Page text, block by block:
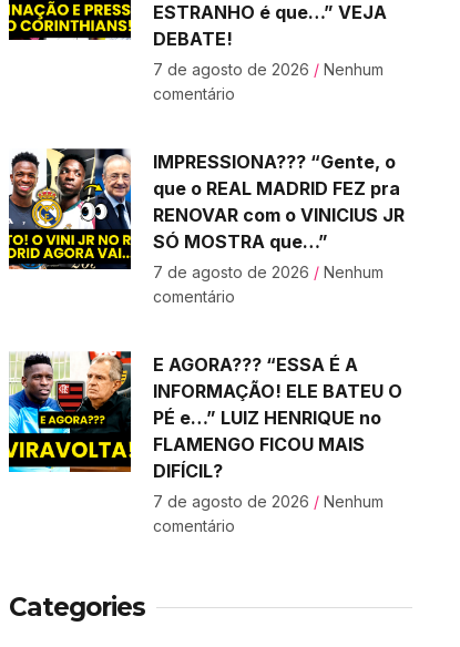
ESTRANHO é que…” VEJA
DEBATE!
7 de agosto de 2026 Nenhum
comentário
IMPRESSIONA??? “Gente, o
que o REAL MADRID FEZ pra
RENOVAR com o VINICIUS JR
SÓ MOSTRA que…”
7 de agosto de 2026 Nenhum
comentário
E AGORA??? “ESSA É A
INFORMAÇÃO! ELE BATEU O
PÉ e…” LUIZ HENRIQUE no
FLAMENGO FICOU MAIS
DIFÍCIL?
7 de agosto de 2026 Nenhum
comentário
Categories